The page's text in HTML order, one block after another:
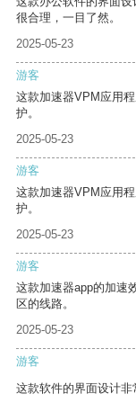
很合理，一目了然。
2025-05-23
游客
这款加速器VPM应用
护。
2025-05-23
游客
这款加速器VPM应用
护。
2025-05-23
游客
这款加速器app的加速
区的线路。
2025-05-23
游客
这款软件的界面设计非